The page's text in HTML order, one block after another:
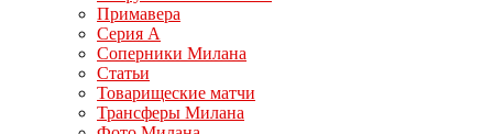
Примавера
Серия А
Соперники Милана
Статьи
Товарищеские матчи
Трансферы Милана